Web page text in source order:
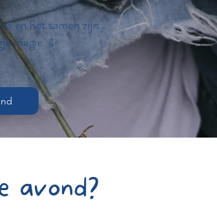
en het samen zijn…
magie. ✨
avond?